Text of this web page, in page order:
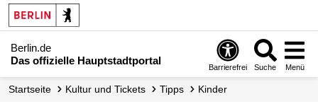
Berlin.de
Das offizielle Hauptstadtportal
Barrierefrei Suche Menü
Startseite Kultur und Tickets Tipps Kinder